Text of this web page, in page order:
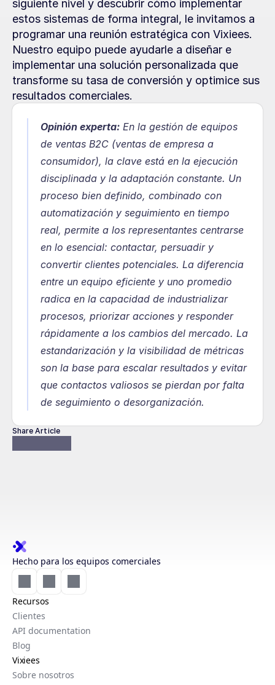
siguiente nivel y descubrir cómo implementar
estos sistemas de forma integral, le invitamos a
programar una reunión estratégica con Vixiees.
Nuestro equipo puede ayudarle a diseñar e
implementar una solución personalizada que
transforme su tasa de conversión y optimice sus
resultados comerciales.
Opinión experta: En la gestión de equipos
de ventas B2C (ventas de empresa a
consumidor), la clave está en la ejecución
disciplinada y la adaptación constante. Un
proceso bien definido, combinado con
automatización y seguimiento en tiempo
real, permite a los representantes centrarse
en lo esencial: contactar, persuadir y
convertir clientes potenciales. La diferencia
entre un equipo eficiente y uno promedio
radica en la capacidad de industrializar
procesos, priorizar acciones y responder
rápidamente a los cambios del mercado. La
estandarización y la visibilidad de métricas
son la base para escalar resultados y evitar
que contactos valiosos se pierdan por falta
de seguimiento o desorganización.
Share Article
Hecho para los equipos comerciales
Recursos
Clientes
API documentation
Blog
Vixiees
Sobre nosotros